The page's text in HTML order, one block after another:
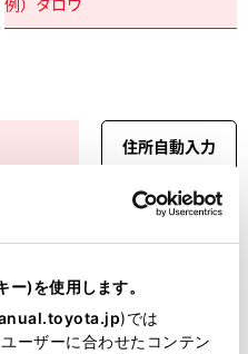
)を使用します。
)では
ーザーに合わせたコンテン
住所自動入力